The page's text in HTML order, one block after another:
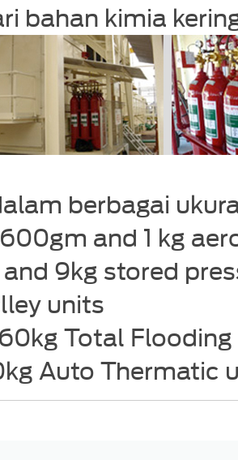
bahan kimia
berbagai
and 1 kg
and 9kg stored
units
Total
Auto Thermatic